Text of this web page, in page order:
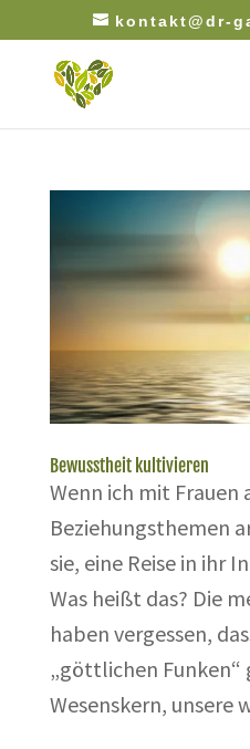
kontakt@dr-
Bewusstheit kultivieren
Wenn ich mit Frauen
Beziehungsthemen
sie, eine Reise in ihr
Was heißt das? Die
haben vergessen,
„göttlichen Funken“
Wesenskern, unsere